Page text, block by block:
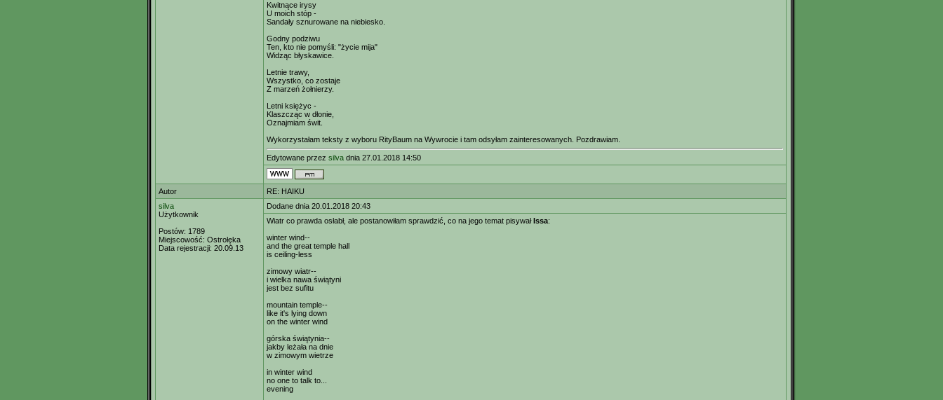
Kwitnące irysy
U moich stóp -
Sandały sznurowane na niebiesko.
Godny podziwu
Ten, kto nie pomyśli: "życie mija"
Widząc błyskawice.
Letnie trawy,
Wszystko, co zostaje
Z marzeń żołnierzy.
Letni księżyc -
Klaszcząc w dłonie,
Oznajmiam świt.
Wykorzystałam teksty z wyboru RityBaum na Wywrocie i tam odsyłam zainteresowanych. Pozdrawiam.
Edytowane przez silva dnia 27.01.2018 14:50
Autor
RE: HAIKU
silva
Użytkownik
Postów: 1789
Miejscowość: Ostrołęka
Data rejestracji: 20.09.13
Dodane dnia 20.01.2018 20:43
Wiatr co prawda osłabł, ale postanowiłam sprawdzić, co na jego temat pisywałIssa:
winter wind--
and the great temple hall
is ceiling-less
zimowy wiatr--
i wielka nawa świątyni
jest bez sufitu
mountain temple--
like it's lying down
on the winter wind
górska świątynia--
jakby leżała na dnie
w zimowym wietrze
in winter wind
no one to talk to...
evening